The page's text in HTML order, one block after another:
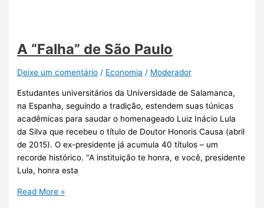
A “Falha” de São Paulo
Deixe um comentário / Economia / Moderador
Estudantes universitários da Universidade de Salamanca,
na Espanha, seguindo a tradição, estendem suas túnicas
acadêmicas para saudar o homenageado Luiz Inácio Lula
da Silva que recebeu o título de Doutor Honoris Causa (abril
de 2015). O ex-presidente já acumula 40 títulos – um
recorde histórico. "A instituição te honra, e você, presidente
Lula, honra esta
Read More »